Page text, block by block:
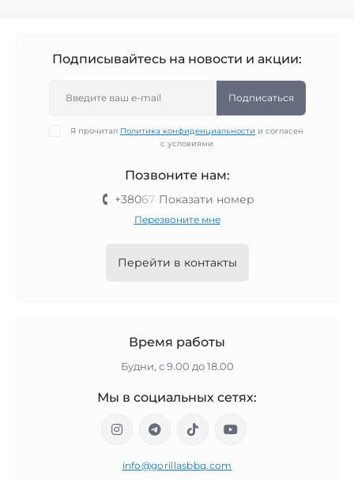
Подписывайтесь на новости и акции:
Подписаться
Я прочитал Политика конфиденциальности и согласен
с условиями
Позвоните нам:
+38067 Показати номер
Перезвоните мне
Перейти в контакты
Время работы
Будни, с 9.00 до 18.00
Мы в социальных сетях:
info@gorillasbbq.com